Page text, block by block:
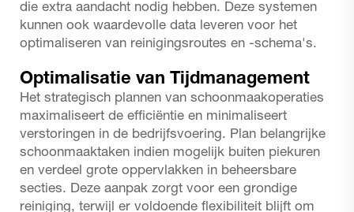
die extra aandacht nodig hebben. Deze systemen
kunnen ook waardevolle data leveren voor het
optimaliseren van reinigingsroutes en -schema's.
Optimalisatie van Tijdmanagement
Het strategisch plannen van schoonmaakoperaties
maximaliseert de efficiëntie en minimaliseert
verstoringen in de bedrijfsvoering. Plan belangrijke
schoonmaaktaken indien mogelijk buiten piekuren
en verdeel grote oppervlakken in beheersbare
secties. Deze aanpak zorgt voor een grondige
reiniging, terwijl er voldoende flexibiliteit blijft om